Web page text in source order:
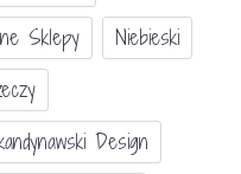
Sklepy
Niebieski
Design